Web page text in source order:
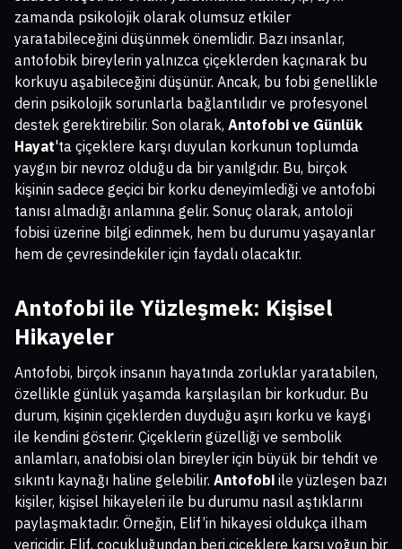
zamanda psikolojik olarak olumsuz etkiler
yaratabileceğini düşünmek önemlidir. Bazı insanlar,
antofobik bireylerin yalnızca çiçeklerden kaçınarak bu
korkuyu aşabileceğini düşünür. Ancak, bu fobi genellikle
derin psikolojik sorunlarla bağlantılıdır ve profesyonel
destek gerektirebilir. Son olarak, Antofobi ve Günlük
Hayat'ta çiçeklere karşı duyulan korkunun toplumda
yaygın bir nevroz olduğu da bir yanılgıdır. Bu, birçok
kişinin sadece geçici bir korku deneyimlediği ve antofobi
tanısı almadığı anlamına gelir. Sonuç olarak, antoloji
fobisi üzerine bilgi edinmek, hem bu durumu yaşayanlar
hem de çevresindekiler için faydalı olacaktır.
Antofobi ile Yüzleşmek: Kişisel
Hikayeler
Antofobi, birçok insanın hayatında zorluklar yaratabilen,
özellikle günlük yaşamda karşılaşılan bir korkudur. Bu
durum, kişinin çiçeklerden duyduğu aşırı korku ve kaygı
ile kendini gösterir. Çiçeklerin güzelliği ve sembolik
anlamları, anafobisi olan bireyler için büyük bir tehdit ve
sıkıntı kaynağı haline gelebilir. Antofobi ile yüzleşen bazı
kişiler, kişisel hikayeleri ile bu durumu nasıl aştıklarını
paylaşmaktadır. Örneğin, Elif’in hikayesi oldukça ilham
vericidir. Elif, çocukluğundan beri çiçeklere karşı yoğun bir